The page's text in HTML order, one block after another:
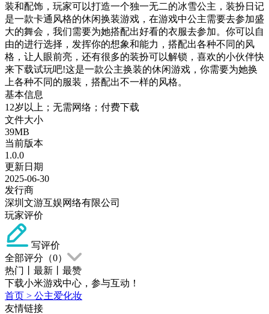
装和配饰，玩家可以打造一个独一无二的冰雪公主，装扮日记
是一款卡通风格的休闲换装游戏，在游戏中公主需要去参加盛
大的舞会，我们需要为她搭配出好看的衣服去参加。你可以自
由的进行选择，发挥你的想象和能力，搭配出各种不同的风
格，让人眼前亮，还有很多的装扮可以解锁，喜欢的小伙伴快
来下载试玩吧!这是一款公主换装的休闲游戏，你需要为她换
上各种不同的服装，搭配出不一样的风格。
基本信息
12岁以上；无需网络；付费下载
文件大小
39MB
当前版本
1.0.0
更新日期
2025-06-30
发行商
深圳文游互娱网络有限公司
玩家评价
写评价
全部评分（0）
热门
最新
最赞
下载小米游戏中心，参与互动！
首页 > 公主爱化妆
友情链接